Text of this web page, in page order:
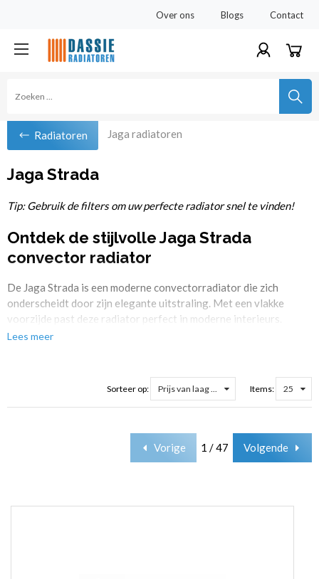
Over ons Blogs Contact
Radiatoren Jaga radiatoren
Jaga Strada
Tip: Gebruik de filters om uw perfecte radiator snel te vinden!
Ontdek de stijlvolle Jaga Strada
convector radiator
De Jaga Strada is een moderne convectorradiator die zich
onderscheidt door zijn elegante uitstraling. Met een vlakke
voorzijde past deze radiator perfect in moderne interieurs.
techniek, waardoor u slechts tien procent van de normale
waterinhoud nodig heeft. Deze beperkte hoeveelheid water
resultaat? Efficiënter stoken en zuiniger omgaan met energie.
Lees meer
Sorteer op: Prijs van laag ... Items: 25
Vorige 1 / 47 Volgende